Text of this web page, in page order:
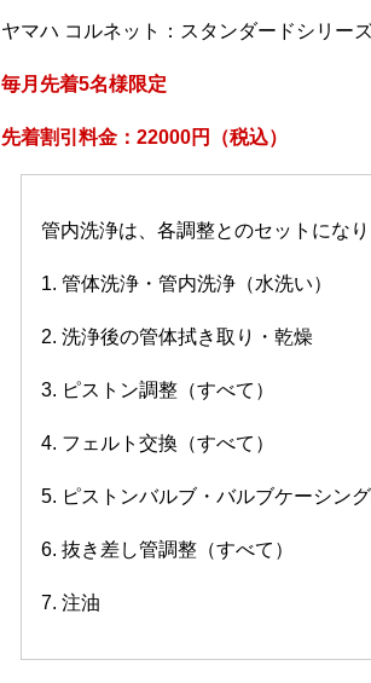
ヤマハ コルネット：スタンダードシリー
毎月先着5名様限定
先着割引料金：22000円（税込）
管内洗浄は、各調整とのセットになり
1. 管体洗浄・管内洗浄（水洗い）
2. 洗浄後の管体拭き取り・乾燥
3. ピストン調整（すべて）
4. フェルト交換（すべて）
5. ピストンバルブ・バルブケーシン
6. 抜き差し管調整（すべて）
7. 注油